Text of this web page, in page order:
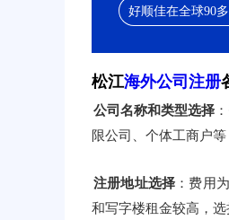
好顺佳在全球90
松江海外公司注册
公司名称和类型选择
限公司、个体工商户
注册地址选择 ：费用
和写字楼租金较高，选